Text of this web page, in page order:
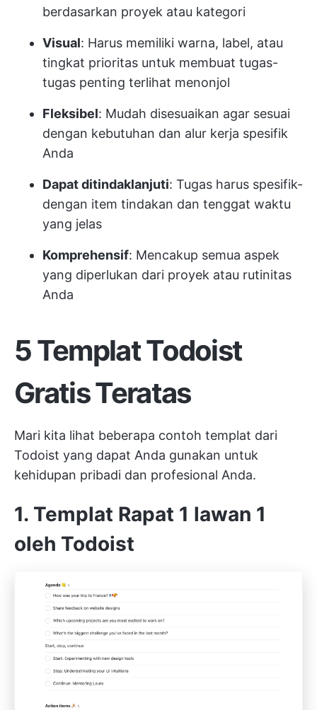
berdasarkan proyek atau kategori
Visual: Harus memiliki warna, label, atau
tingkat prioritas untuk membuat tugas-
tugas penting terlihat menonjol
Fleksibel: Mudah disesuaikan agar sesuai
dengan kebutuhan dan alur kerja spesifik
Anda
Dapat ditindaklanjuti: Tugas harus spesifik-
dengan item tindakan dan tenggat waktu
yang jelas
Komprehensif: Mencakup semua aspek
yang diperlukan dari proyek atau rutinitas
Anda
5 Templat Todoist
Gratis Teratas
Mari kita lihat beberapa contoh templat dari
Todoist yang dapat Anda gunakan untuk
kehidupan pribadi dan profesional Anda.
1. Templat Rapat 1 lawan 1
oleh Todoist